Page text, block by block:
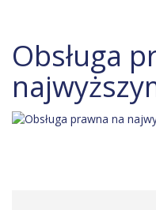
Obsługa